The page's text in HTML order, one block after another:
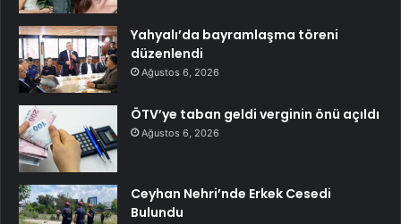
Yahyalı’da bayramlaşma töreni
düzenlendi
Ağustos 6, 2026
ÖTV’ye taban geldi verginin önü açıldı
Ağustos 6, 2026
Ceyhan Nehri’nde Erkek Cesedi
Bulundu